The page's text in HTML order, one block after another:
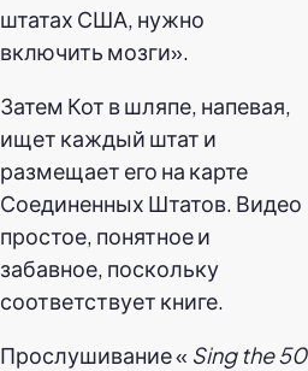
штатах США, нужно
включить мозги».
Затем Кот в шляпе, напевая,
ищет каждый штат и
размещает его на карте
Соединенных Штатов. Видео
простое, понятное и
забавное, поскольку
соответствует книге.
Прослушивание « Sing the 50